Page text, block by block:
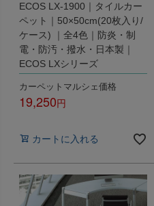
ECOS LX-1900｜タイルカー
ペット｜50×50cm(20枚入り/
ケース) ｜全4色｜防炎・制
電・防汚・撥水・日本製｜
ECOS LXシリーズ
カーペットマルシェ価格
19,250
カートに入れる